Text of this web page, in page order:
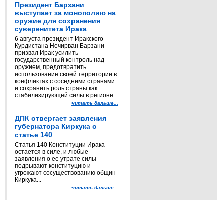
Президент Барзани
выступает за монополию на
оружие для сохранения
суверенитета Ирака
6 августа президент Иракского
Курдистана Нечирван Барзани
призвал Ирак усилить
государственный контроль над
оружием, предотвратить
использование своей территории в
конфликтах с соседними странами
и сохранить роль страны как
стабилизирующей силы в регионе.
читать дальше...
ДПК отвергает заявления
губернатора Киркука о
статье 140
Статья 140 Конституции Ирака
остается в силе, и любые
заявления о ее утрате силы
подрывают конституцию и
угрожают сосуществованию общин
Киркука...
читать дальше...